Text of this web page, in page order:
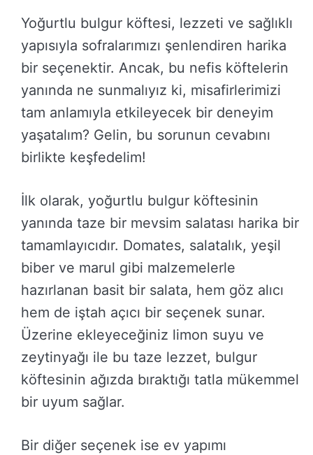
Yoğurtlu bulgur köftesi, lezzeti ve sağlıklı
yapısıyla sofralarımızı şenlendiren harika
bir seçenektir. Ancak, bu nefis köftelerin
yanında ne sunmalıyız ki, misafirlerimizi
tam anlamıyla etkileyecek bir deneyim
yaşatalım? Gelin, bu sorunun cevabını
birlikte keşfedelim!
İlk olarak, yoğurtlu bulgur köftesinin
yanında taze bir mevsim salatası harika bir
tamamlayıcıdır. Domates, salatalık, yeşil
biber ve marul gibi malzemelerle
hazırlanan basit bir salata, hem göz alıcı
hem de iştah açıcı bir seçenek sunar.
Üzerine ekleyeceğiniz limon suyu ve
zeytinyağı ile bu taze lezzet, bulgur
köftesinin ağızda bıraktığı tatla mükemmel
bir uyum sağlar.
Bir diğer seçenek ise ev yapımı